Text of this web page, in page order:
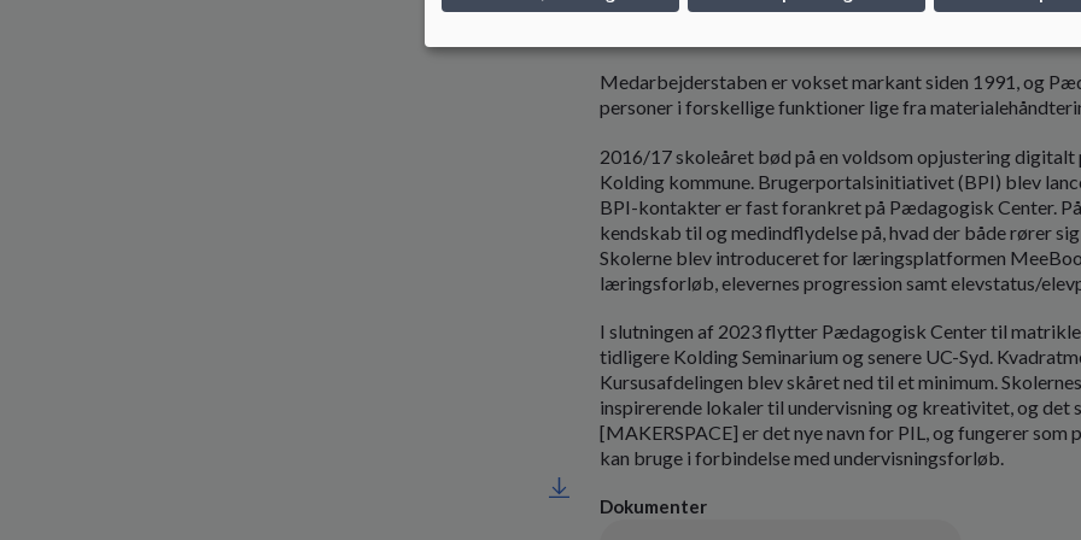
Medarbejderstaben er vokset markant siden 1991, og
personer i forskellige funktioner lige fra
2016/17 skoleåret bød på en voldsom opjustering digitalt
Kolding kommune. Brugerportalsinitiativet (BPI) blev
BPI-kontakter er fast forankret på Pædagogisk Center.
kendskab til og medindflydelse på, hvad der både rører
Skolerne blev introduceret for læringsplatformen
læringsforløb, elevernes progression samt elevstatus/
I slutningen af 2023 flytter Pædagogisk Center til
tidligere Kolding Seminarium og senere UC-Syd.
Kursusafdelingen blev skåret ned til et minimum.
inspirerende lokaler til undervisning og kreativitet, og det
[MAKERSPACE] er det nye navn for PIL, og fungerer
kan bruge i forbindelse med undervisningsforløb.
Dokumenter